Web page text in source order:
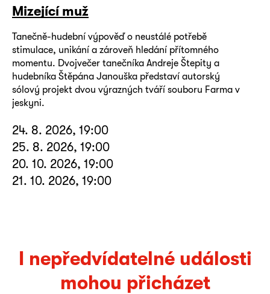
Mizející muž
Tanečně-hudební výpověď o neustálé potřebě
stimulace, unikání a zároveň hledání přítomného
momentu. Dvojvečer tanečníka Andreje Štepity a
hudebníka Štěpána Janouška představí autorský
sólový projekt dvou výrazných tváří souboru Farma v
jeskyni.
24. 8. 2026, 19:00
25. 8. 2026, 19:00
20. 10. 2026, 19:00
21. 10. 2026, 19:00
I nepředvídatelné události
mohou přicházet